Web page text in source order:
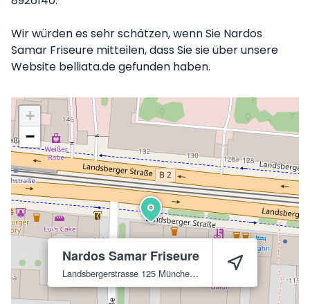
Wir würden es sehr schätzen, wenn Sie Nardos
Samar Friseure mitteilen, dass Sie sie über unsere
Website belliata.de gefunden haben.
Nardos Samar Friseure
Landsbergerstrasse 125 München
+
−